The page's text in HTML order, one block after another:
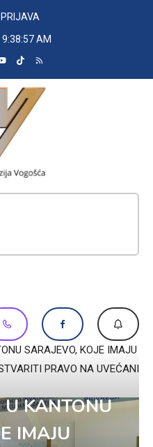
PRIJAVA
9:38:58 AM
SARAJEVO, KOJE IMAJU
PRAVO NA UVEĆANI
KANTONU
IMAJU